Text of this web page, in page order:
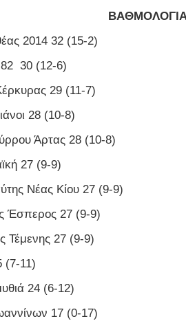
2014 32 (15-2)
30 (12-6)
29 (11-7)
28 (10-8)
Άρτας 28 (10-8)
27 (9-9)
Νέας Κίου 27 (9-9)
Έσπερος 27 (9-9)
Τέμενης 27 (9-9)
(7-11)
24 (6-12)
17 (0-17)